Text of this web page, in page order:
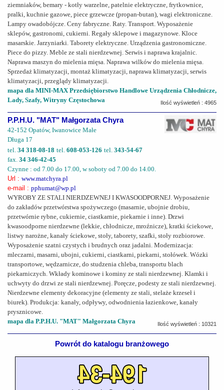
ziemniaków, bemary - kotły warzelne, patelnie elektryczne, frytkownice,
pralki, kuchnie gazowe, piece grzewcze (propan-butan), wagi elektroniczne.
Lampy owadobójcze. Ceny fabryczne. Raty. Transport. Wyposażenie
sklepów, gastronomi, cukierni. Regały sklepowe i magazynowe. Kloce
masarskie. Jarzyniarki. Taborety elektryczne. Urządzenia gastronomiczne.
Piece do pizzy. Meble ze stali nierdzewnej. Serwis i naprawa krajalnic.
Naprawa maszyn do mielenia mięsa. Naprawa wilków do mielenia mięsa.
Sprzedaż klimatyzacji, montaż klimatyzacji, naprawa klimatyzacji, serwis
klimatyzacji, przeglądy klimatyzacji.
mapa dla MINI-MAX Przedsiębiorstwo Handlowe Urządzenia Chłodnicze,
Lady, Szafy, Witryny Częstochowa
Ilość wyświetleń : 4965
P.P.H.U. "MAT" Małgorzata Chyra
42-152 Opatów, Iwanowice Małe
Długa 17
tel. 34 318-08-18 tel. 608-053-126 tel. 343-54-67
fax. 34 346-42-45
Czynne : od 7.00 do 17.00, w soboty od 7.00 do 14.00.
Url : www.matchyra.pl
e-mail : pphumat@wp.pl
WYROBY ZE STALI NIERDZEWNEJ I KWASOODPORNEJ. Wyposażenie
do zakładów przetwórstwa spożywczego (masarnie, ubojnie drobiu,
przetwórnie rybne, cukiernie, ciastkarnie, piekarnie i inne). Drzwi
kwasoodporne nierdzewne (lekkie, chłodnicze, mroźnicze), kratki ściekowe,
listwy narożne, kanały ściekowe, stoły, taborety, szafki, stoły rozbiorowe.
Wyposażenie szatni czystych i brudnych oraz jadalni. Modernizacja:
mleczarni, masarni, ubojni, cukierni, ciastkarni, piekarni, stołówek. Wózki
transportowe, wędzarnicze, do studzenia chleba, transportu blach
piekarniczych. Wkłady kominowe i kominy ze stali nierdzewnej. Klamki i
uchwyty do drzwi ze stali nierdzewnej. Poręcze, podesty ze stali nierdzewnej.
Nierdzewne elementy dekoracyjne (elementy ze stali, stelaże krzeseł i
biurek). Produkcja: kanały, odpływy, odwodnienia łazienkowe, kanały
prysznicowe.
mapa dla P.P.H.U. "MAT" Małgorzata Chyra
Ilość wyświetleń : 10321
Powrót do katalogu branżowego